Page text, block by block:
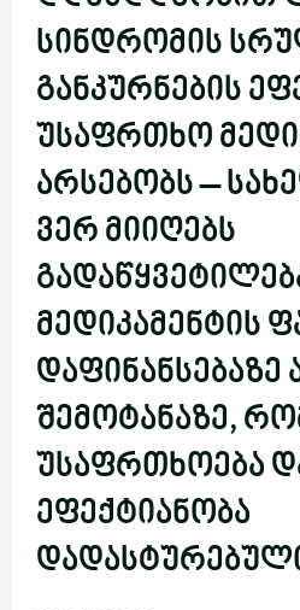
სინდრომის
განკურნების
უსაფრთხო
არსებობს –
ვერ მიიღებს
მედიკამენტის
დაფინანსებაზე
შემოტანაზე,
უსაფრთხოება
ეფექტიანობა